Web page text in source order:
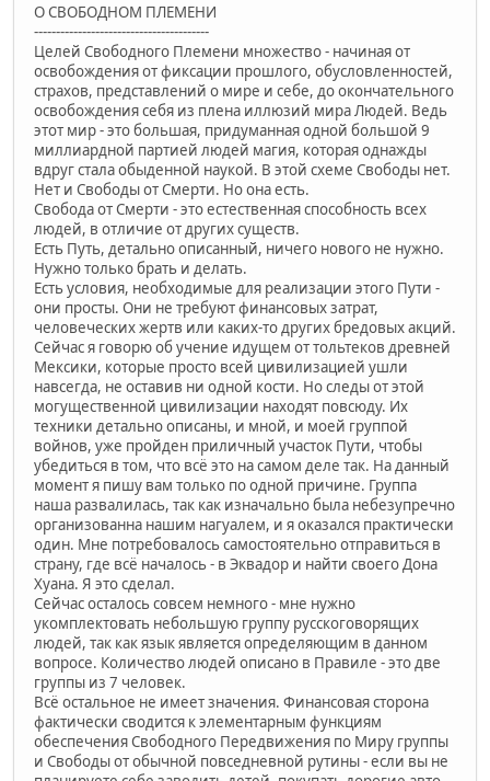
О СВОБОДНОМ ПЛЕМЕНИ
----------------------------------------
Целей Свободного Племени множество - начиная от
освобождения от фиксации прошлого, обусловленностей,
страхов, представлений о мире и себе, до окончательного
освобождения себя из плена иллюзий мира Людей. Ведь
этот мир - это большая, придуманная одной большой 9
миллиардной партией людей магия, которая однажды
вдруг стала обыденной наукой. В этой схеме Свободы нет.
Нет и Свободы от Смерти. Но она есть.
Свобода от Смерти - это естественная способность всех
людей, в отличие от других существ.
Есть Путь, детально описанный, ничего нового не нужно.
Нужно только брать и делать.
Есть условия, необходимые для реализации этого Пути -
они просты. Они не требуют финансовых затрат,
человеческих жертв или каких-то других бредовых акций.
Сейчас я говорю об учение идущем от тольтеков древней
Мексики, которые просто всей цивилизацией ушли
навсегда, не оставив ни одной кости. Но следы от этой
могущественной цивилизации находят повсюду. Их
техники детально описаны, и мной, и моей группой
войнов, уже пройден приличный участок Пути, чтобы
убедиться в том, что всё это на самом деле так. На данный
момент я пишу вам только по одной причине. Группа
наша развалилась, так как изначально была небезупречно
организованна нашим нагуалем, и я оказался практически
один. Мне потребовалось самостоятельно отправиться в
страну, где всё началось - в Эквадор и найти своего Дона
Хуана. Я это сделал.
Сейчас осталось совсем немного - мне нужно
укомплектовать небольшую группу русскоговорящих
людей, так как язык является определяющим в данном
вопросе. Количество людей описано в Правиле - это две
группы из 7 человек.
Всё остальное не имеет значения. Финансовая сторона
фактически сводится к элементарным функциям
обеспечения Свободного Передвижения по Миру группы
и Свободы от обычной повседневной рутины - если вы не